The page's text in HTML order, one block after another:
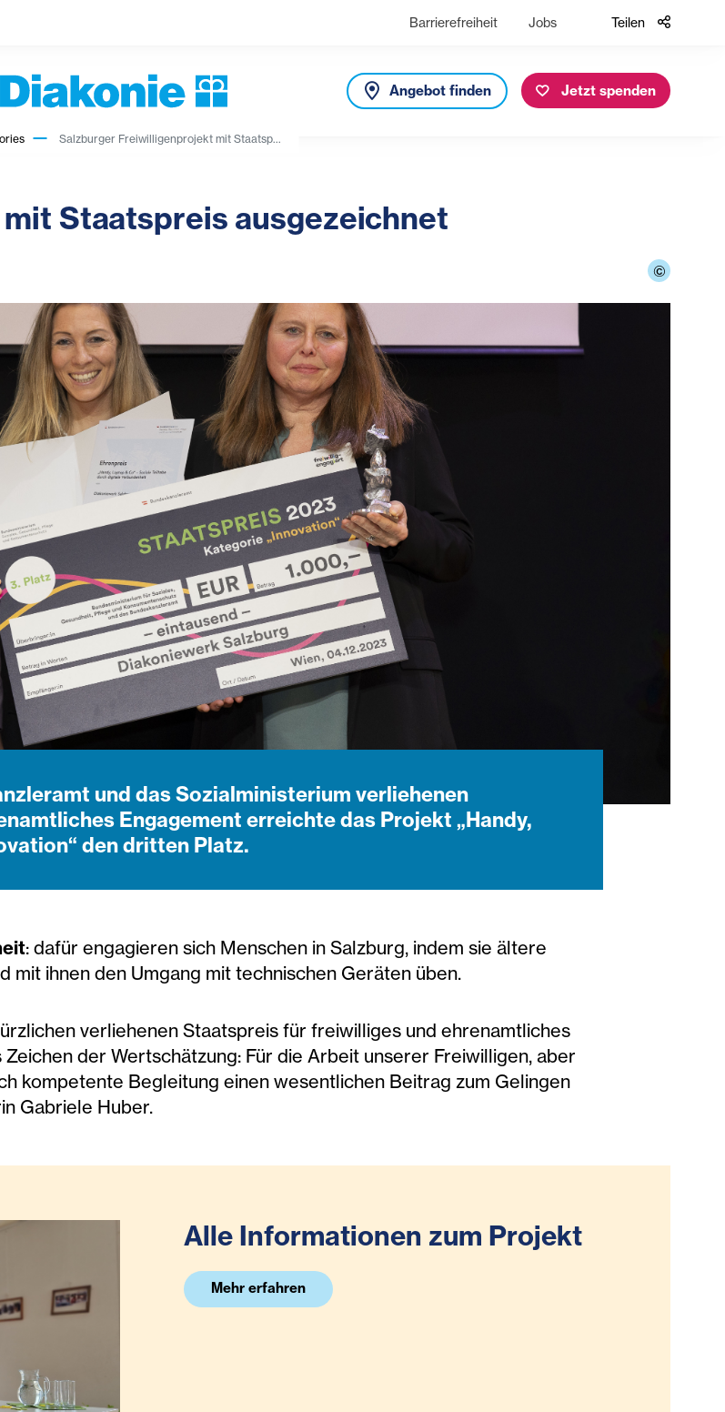
Barrierefreiheit Jobs Teilen
Angebot finden Jetzt spenden
Salzburger Freiwilligenprojekt mit Staatsp...
Staatspreis ausgezeichnet
©
und das Sozialministerium verliehenen
Engagement erreichte das Projekt „Handy,
den dritten Platz.
: dafür engagieren sich Menschen in Salzburg, indem sie ältere
ihnen den Umgang mit technischen Geräten üben.
verliehenen Staatspreis für freiwilliges und ehrenamtliches
der Wertschätzung: Für die Arbeit unserer Freiwilligen, aber
kompetente Begleitung einen wesentlichen Beitrag zum Gelingen
Gabriele Huber.
Alle Informationen zum Projekt
Mehr erfahren